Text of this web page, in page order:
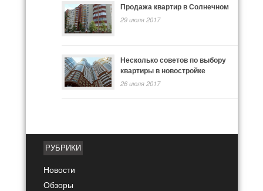
Продажа квартир в Солнечном
29 июля 2017
Несколько советов по выбору
квартиры в новостройке
26 июля 2017
РУБРИКИ
Новости
Обзоры